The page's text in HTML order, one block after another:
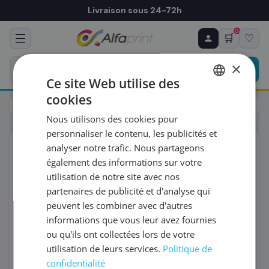
Livraison sous 24-72h
🛒
0
♡
Cartouches
Brother
ORIGINAL
♻ COMMANDE RÉCURRENTE
Prévoyez & économisez
Programmez votre prochain achat — notre équipe
vous prépare un devis personnalisé
RÉFÉRENCE DU PRODUIT
FRÉQUENCE
QUANTITÉ PAR LIVRAISON
DATE DE PREMIÈRE LIVRAISON SOUHAITÉE
×
Ce site Web utilise des
cookies
Nous utilisons des cookies pour
personnaliser le contenu, les publicités et
analyser notre trafic. Nous partageons
également des informations sur votre
utilisation de notre site avec nos
partenaires de publicité et d'analyse qui
peuvent les combiner avec d'autres
informations que vous leur avez fournies
ou qu'ils ont collectées lors de votre
utilisation de leurs services. Politique de
confidentialité